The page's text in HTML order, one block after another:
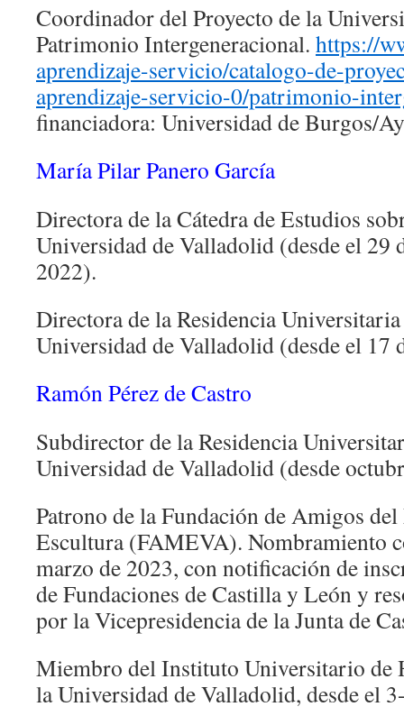
Coordinador del Proyecto de la
Patrimonio Intergeneracional. https://
aprendizaje-servicio/catalogo-de-
aprendizaje-servicio-0/patrimonio-
financiadora: Universidad de Burgos/
María Pilar Panero García
Directora de la Cátedra de Estudios
Universidad de Valladolid (desde el 29
2022).
Directora de la Residencia
Universidad de Valladolid (desde el 17
Ramón Pérez de Castro
Subdirector de la Residencia
Universidad de Valladolid (desde
Patrono de la Fundación de Amigos
Escultura (FAMEVA). Nombramiento
marzo de 2023, con notificación de
de Fundaciones de Castilla y León y
por la Vicepresidencia de la Junta de
Miembro del Instituto Universitario de
la Universidad de Valladolid, desde el